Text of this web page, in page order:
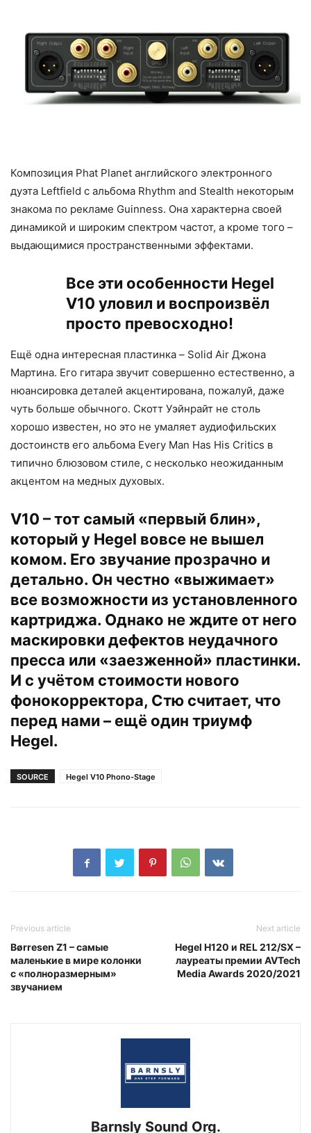
Композиция Phat Planet английского электронного
дуэта Leftfield с альбома Rhythm and Stealth некоторым
знакома по рекламе Guinness. Она характерна своей
динамикой и широким спектром частот, а кроме того –
выдающимися пространственными эффектами.
Все эти особенности Hegel
V10 уловил и воспроизвёл
просто превосходно!
Ещё одна интересная пластинка – Solid Air Джона
Мартина. Его гитара звучит совершенно естественно, а
нюансировка деталей акцентирована, пожалуй, даже
чуть больше обычного. Скотт Уэйнрайт не столь
хорошо известен, но это не умаляет аудиофильских
достоинств его альбома Every Man Has His Critics в
типично блюзовом стиле, с несколько неожиданным
акцентом на медных духовых.
V10 – тот самый «первый блин»,
который у Hegel вовсе не вышел
комом. Его звучание прозрачно и
детально. Он честно «выжимает»
все возможности из установленного
картриджа. Однако не ждите от него
маскировки дефектов неудачного
пресса или «заезженной» пластинки.
И с учётом стоимости нового
фонокорректора, Стю считает, что
перед нами – ещё один триумф
Hegel.
SOURCE Hegel V10 Phono-Stage
Previous article
Børresen Z1 – самые
маленькие в мире колонки
с «полноразмерным»
звучанием
Next article
Hegel H120 и REL 212/SX –
лауреаты премии AVTech
Media Awards 2020/2021
Barnsly Sound Org.